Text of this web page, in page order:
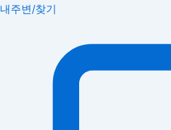
내주변/찾기